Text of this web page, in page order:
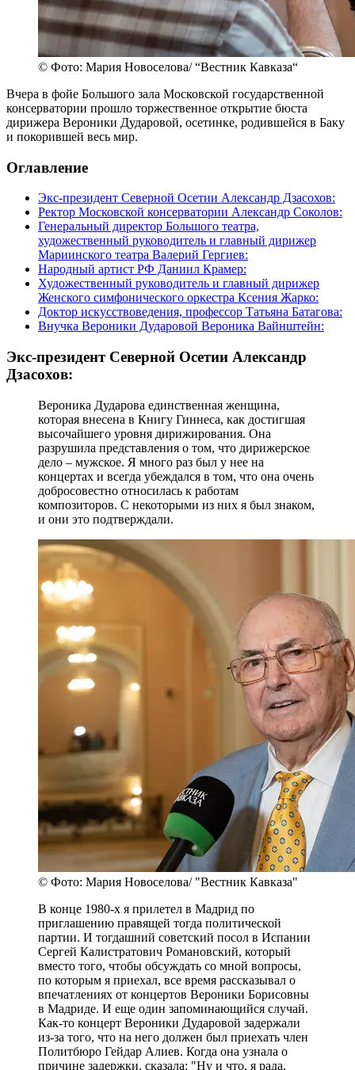
© Фото: Мария Новоселова/ “Вестник Кавказа“
Вчера в фойе Большого зала Московской государственной
консерватории прошло торжественное открытие бюста
дирижера Вероники Дударовой, осетинке, родившейся в Баку
и покорившей весь мир.
Оглавление
Экс-президент Северной Осетии Александр Дзасохов:
Ректор Московской консерватории Александр Соколов:
Генеральный директор Большого театра,
художественный руководитель и главный дирижер
Мариинского театра Валерий Гергиев:
Народный артист РФ Даниил Крамер:
Художественный руководитель и главный дирижер
Женского симфонического оркестра Ксения Жарко:
Доктор искусствоведения, профессор Татьяна Батагова:
Внучка Вероники Дударовой Вероника Вайнштейн:
Экс-президент Северной Осетии Александр
Дзасохов:
Вероника Дударова единственная женщина,
которая внесена в Книгу Гиннеса, как достигшая
высочайшего уровня дирижирования. Она
разрушила представления о том, что дирижерское
дело – мужское. Я много раз был у нее на
концертах и всегда убеждался в том, что она очень
добросовестно относилась к работам
композиторов. С некоторыми из них я был знаком,
и они это подтверждали.
© Фото: Мария Новоселова/ "Вестник Кавказа"
В конце 1980-х я прилетел в Мадрид по
приглашению правящей тогда политической
партии. И тогдашний советский посол в Испании
Сергей Калистратович Романовский, который
вместо того, чтобы обсуждать со мной вопросы,
по которым я приехал, все время рассказывал о
впечатлениях от концертов Вероники Борисовны
в Мадриде. И еще один запоминающийся случай.
Как-то концерт Вероники Дударовой задержали
из-за того, что на него должен был приехать член
Политбюро Гейдар Алиев. Когда она узнала о
причине задержки, сказала: "Ну и что, я рада,